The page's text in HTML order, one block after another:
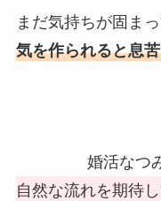
まだ気持ちが固ま
気を作られると息
婚活なつ
自然な流れを期待